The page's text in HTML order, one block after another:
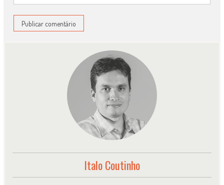
Italo Coutinho